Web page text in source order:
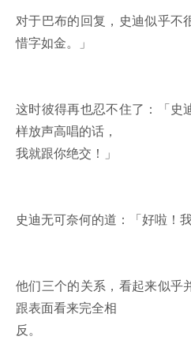
对于巴布的回复，史迪似乎不
惜字如金。」
这时彼得再也忍不住了：「史
样放声高唱的话，
我就跟你绝交！」
史迪无可奈何的道：「好啦！
他们三个的关系，看起来似乎
跟表面看来完全相
反。